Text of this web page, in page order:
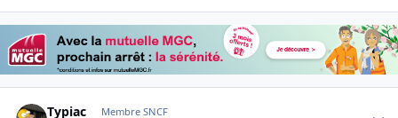
Typiac Membre SNCF